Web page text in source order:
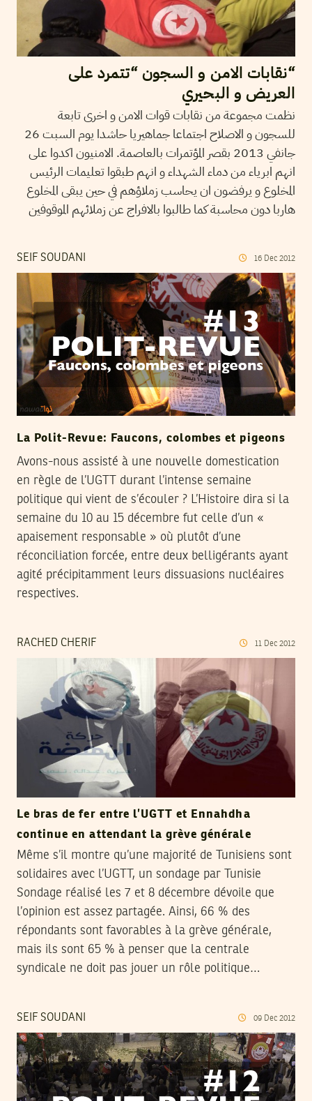
“نقابات الامن و السجون “تتمرد على
العريض و البحيري
نظمت مجموعة من نقابات قوات الامن و اخرى تابعة
للسجون و الاصلاح اجتماعا جماهيريا حاشدا يوم السبت 26
جانفي 2013 بقصر المؤتمرات بالعاصمة. الامنيون اكدوا على
انهم ابرياء من دماء الشهداء و انهم طبقوا تعليمات الرئيس
المخلوع و يرفضون ان يحاسب زملاؤهم في حين يبقى المخلوع
هاربا دون محاسبة كما طالبوا بالافراج عن زملائهم الموقوفين
SEIF SOUDANI 16 Dec 2012
La Polit-Revue: Faucons, colombes et pigeons
Avons-nous assisté à une nouvelle domestication
en règle de l’UGTT durant l’intense semaine
politique qui vient de s’écouler ? L’Histoire dira si la
semaine du 10 au 15 décembre fut celle d’un «
apaisement responsable » où plutôt d’une
réconciliation forcée, entre deux belligérants ayant
agité précipitamment leurs dissuasions nucléaires
respectives.
RACHED CHERIF 11 Dec 2012
Le bras de fer entre l’UGTT et Ennahdha
continue en attendant la grève générale
Même s’il montre qu’une majorité de Tunisiens sont
solidaires avec l’UGTT, un sondage par Tunisie
Sondage réalisé les 7 et 8 décembre dévoile que
l’opinion est assez partagée. Ainsi, 66 % des
répondants sont favorables à la grève générale,
mais ils sont 65 % à penser que la centrale
syndicale ne doit pas jouer un rôle politique…
SEIF SOUDANI 09 Dec 2012